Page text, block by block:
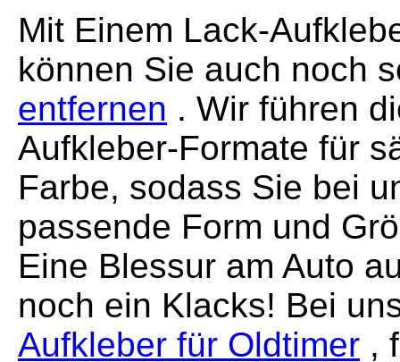
Mit Einem Lack-
können Sie auch noch
entfernen . Wir führen
Aufkleber-Formate für
Farbe, sodass Sie bei
passende Form und
Eine Blessur am Auto
noch ein Klacks! Bei
Aufkleber für Oldtimer ,